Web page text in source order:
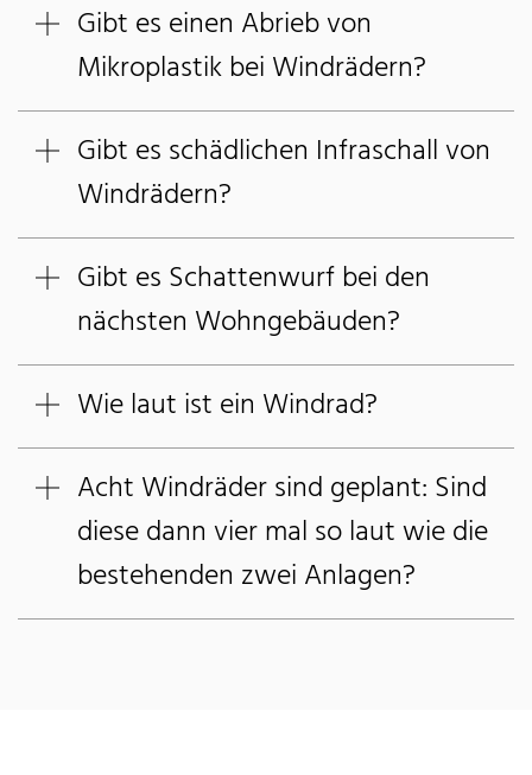
Gibt es einen Abrieb von
Mikroplastik bei Windrädern?
Gibt es schädlichen Infraschall von
Windrädern?
Gibt es Schattenwurf bei den
nächsten Wohngebäuden?
Wie laut ist ein Windrad?
Acht Windräder sind geplant: Sind
diese dann vier mal so laut wie die
bestehenden zwei Anlagen?